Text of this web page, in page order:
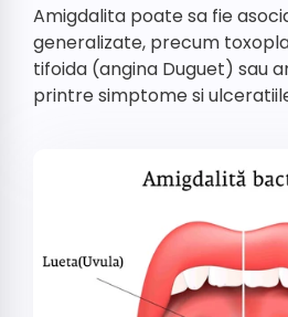
Amigdalita poate sa fie
generalizate, precum
tifoida (angina Duguet) sau
printre simptome si